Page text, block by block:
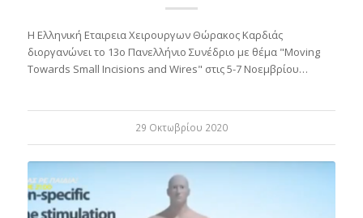
Η Ελληνική Εταιρεια Χειρουργων Θώρακος Καρδιάς
διοργανώνει το 13ο Πανελλήνιο Συνέδριο με θέμα "Moving
Towards Small Incisions and Wires" στις 5-7 Νοεμβρίου…
29 Οκτωβρίου 2020